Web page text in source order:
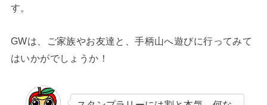
す。
GWは、ご家族やお友達と、手柄山へ遊びに行ってみて
はいかがでしょうか！